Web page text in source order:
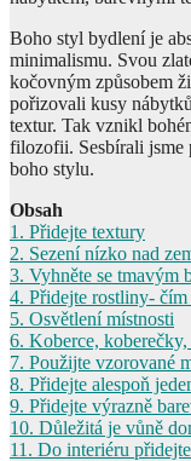
Boho styl bydlení je
minimalismu. Svou
kočovným způsobem
pořizovali kusy
textur. Tak vznikl
filozofii. Sesbírali jsme
boho stylu.
Obsah
1. Přidejte textury
2. Sezení nízko nad
3. Vyhněte se tmavým
4. Přidejte rostliny-
5. Osvětlení místnosti
6. Koberce, koberečky,
7. Použijte vzorované
8. Přidejte alespoň
9. Přidejte výrazně
10. Důležitá je vůně
11. Do interiéru